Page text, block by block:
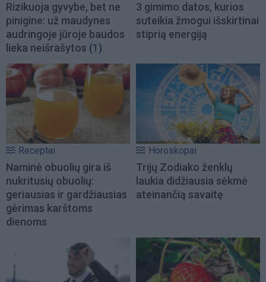
Rizikuoja gyvybe, bet ne
pinigine: už maudynes
audringoje jūroje baudos
lieka neišrašytos (1)
3 gimimo datos, kurios
suteikia žmogui išskirtinai
stiprią energiją
Receptai
Naminė obuolių gira iš
nukritusių obuolių:
geriausias ir gardžiausias
gėrimas karštoms
dienoms
Horoskopai
Trijų Zodiako ženklų
laukia didžiausia sėkmė
ateinančią savaitę